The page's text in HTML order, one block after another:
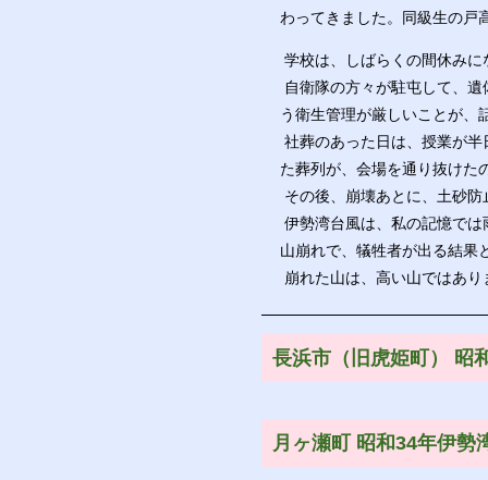
わってきました。同級生の戸
学校は、しばらくの間休みに
自衛隊の方々が駐屯して、
う衛生管理が厳しいことが、
社葬のあった日は、授業が
た葬列が、会場を通り抜けた
その後、崩壊あとに、土砂
伊勢湾台風は、私の記憶で
山崩れで、犠牲者が出る結果
崩れた山は、高い山ではあ
長浜市（旧虎姫町） 昭
月ヶ瀬町 昭和34年伊勢